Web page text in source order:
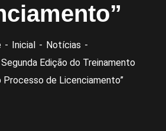
Inicial
Notícias
Edição do Treinamento
Processo de Licenciamento”